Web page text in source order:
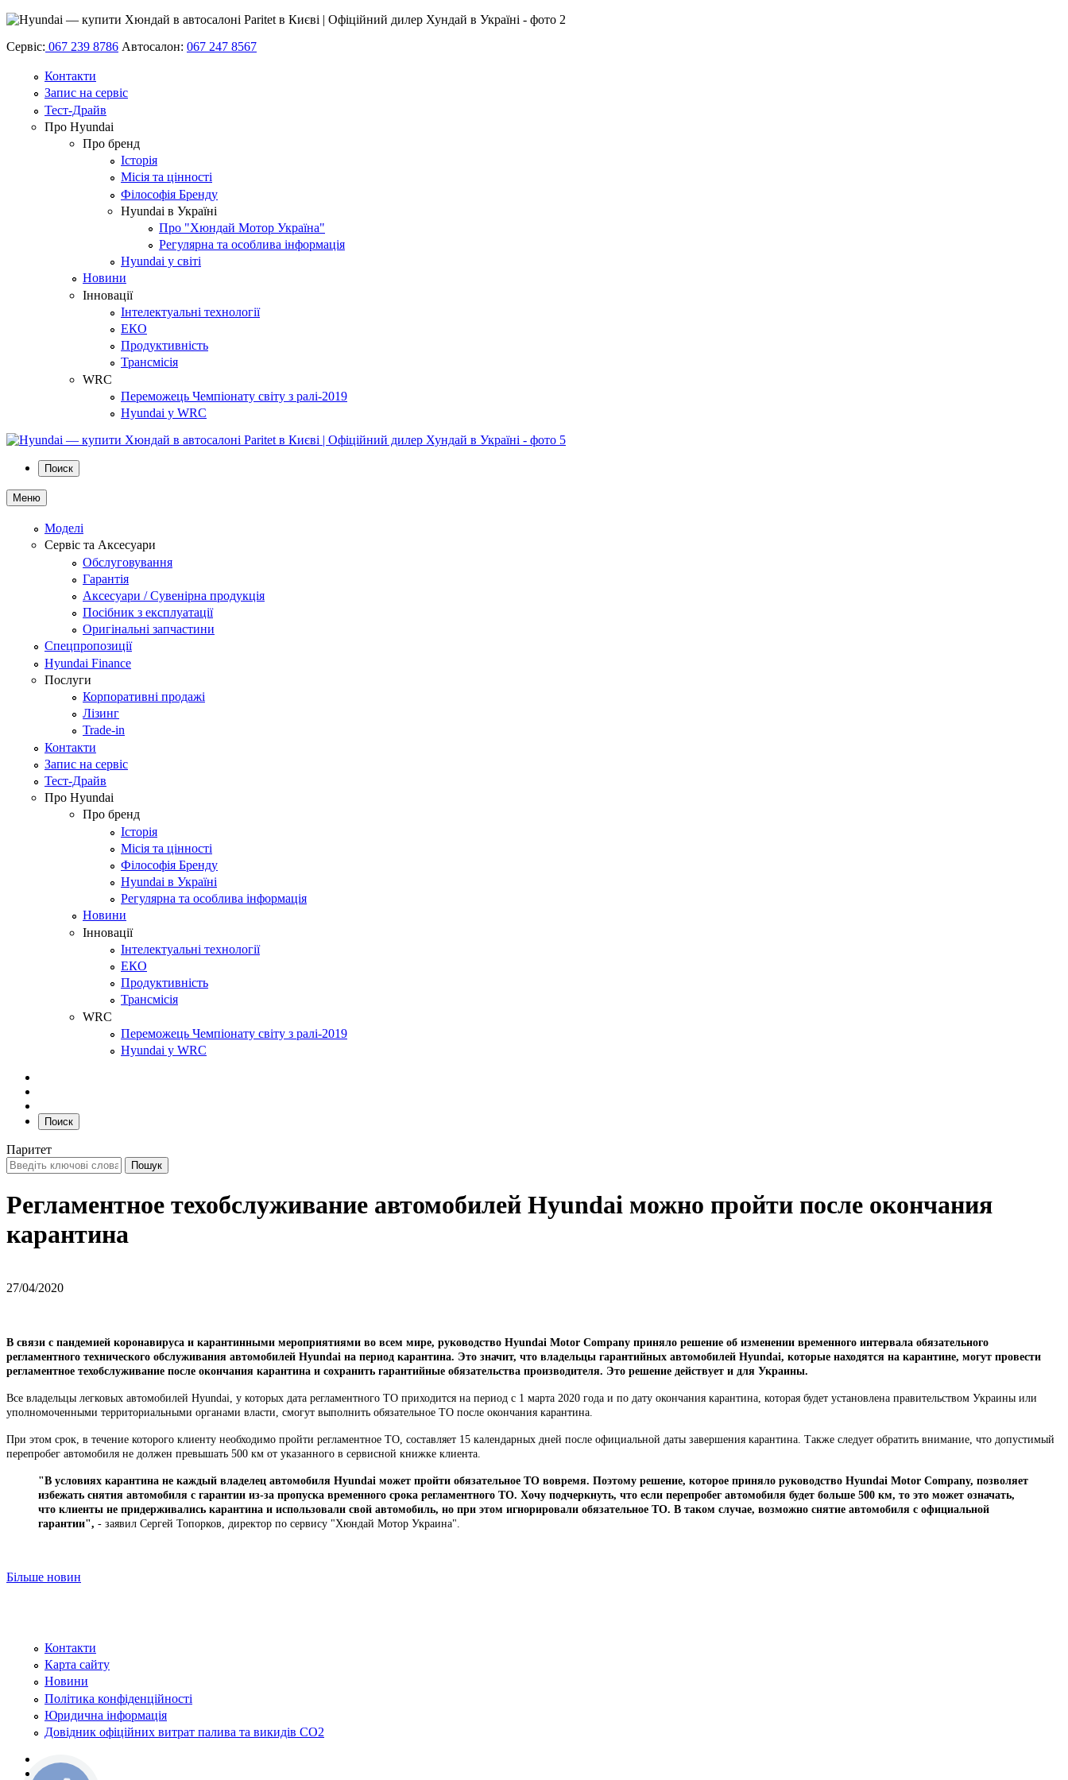
Сервіс: 067 239 8786 Автосалон: 067 247 8567
Контакти
Запис на сервіс
Тест-Драйв
Про Hyundai
Про бренд
Історія
Місія та цінності
Філософія Бренду
Hyundai в Україні
Про "Хюндай Мотор Україна"
Регулярна та особлива інформація
Hyundai у світі
Новини
Інновації
Інтелектуальні технології
ЕКО
Продуктивність
Трансмісія
WRC
Переможець Чемпіонату світу з ралі-2019
Hyundai у WRC
Поиск
Меню
Моделі
Сервіс та Аксесуари
Обслуговування
Гарантія
Аксесуари / Сувенірна продукція
Посібник з експлуатації
Оригінальні запчастини
Спецпропозиції
Hyundai Finance
Послуги
Корпоративні продажі
Лізинг
Trade-in
Контакти
Запис на сервіс
Тест-Драйв
Про Hyundai
Про бренд
Історія
Місія та цінності
Філософія Бренду
Hyundai в Україні
Регулярна та особлива інформація
Новини
Інновації
Інтелектуальні технології
ЕКО
Продуктивність
Трансмісія
WRC
Переможець Чемпіонату світу з ралі-2019
Hyundai у WRC
Поиск
Паритет
Регламентное техобслуживание автомобилей Hyundai можно пройти после окончания
карантина
27/04/2020
В связи с пандемией коронавируса и карантинными мероприятиями во всем мире, руководство Hyundai Motor Company приняло решение об изменении временного интервала обязательного
регламентного технического обслуживания автомобилей Hyundai на период карантина. Это значит, что владельцы гарантийных автомобилей Hyundai, которые находятся на карантине, могут провести
регламентное техобслуживание после окончания карантина и сохранить гарантийные обязательства производителя. Это решение действует и для Украины.
Все владельцы легковых автомобилей Hyundai, у которых дата регламентного ТО приходится на период с 1 марта 2020 года и по дату окончания карантина, которая будет установлена правительством Украины или
уполномоченными территориальными органами власти, смогут выполнить обязательное ТО после окончания карантина.
При этом срок, в течение которого клиенту необходимо пройти регламентное ТО, составляет 15 календарных дней после официальной даты завершения карантина. Также следует обратить внимание, что допустимый
перепробег автомобиля не должен превышать 500 км от указанного в сервисной книжке клиента.
"В условиях карантина не каждый владелец автомобиля Hyundai может пройти обязательное ТО вовремя. Поэтому решение, которое приняло руководство Hyundai Motor Company, позволяет
избежать снятия автомобиля с гарантии из-за пропуска временного срока регламентного ТО. Хочу подчеркнуть, что если перепробег автомобиля будет больше 500 км, то это может означать,
что клиенты не придерживались карантина и использовали свой автомобиль, но при этом игнорировали обязательное ТО. В таком случае, возможно снятие автомобиля с официальной
гарантии", - заявил Сергей Топорков, директор по сервису "Хюндай Мотор Украина".
Більше новин
Контакти
Карта сайту
Новини
Політика конфіденційності
Юридична інформація
Довідник офіційних витрат палива та викидів СО2